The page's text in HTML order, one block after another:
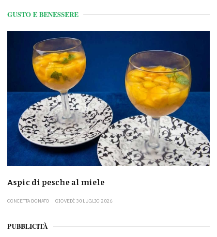
GUSTO E BENESSERE
Aspic di pesche al miele
CONCETTA DONATO GIOVEDÌ 30 LUGLIO 2026
PUBBLICITÀ